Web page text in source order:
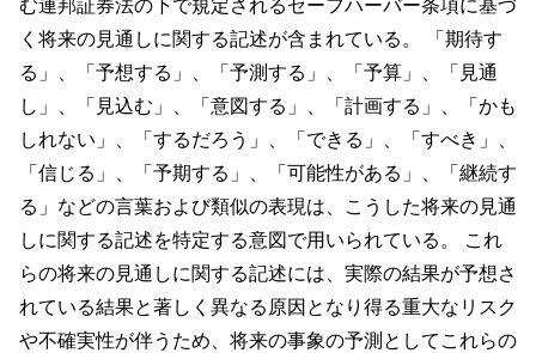
む連邦証券法の下で規定されるセーフハーバー条項に基づ
く将来の見通しに関する記述が含まれている。 「期待す
る」、「予想する」、「予測する」、「予算」、「見通
し」、「見込む」、「意図する」、「計画する」、「かも
しれない」、「するだろう」、「できる」、「すべき」、
「信じる」、「予期する」、「可能性がある」、「継続す
る」などの言葉および類似の表現は、こうした将来の見通
しに関する記述を特定する意図で用いられている。 これ
らの将来の見通しに関する記述には、実際の結果が予想さ
れている結果と著しく異なる原因となり得る重大なリスク
や不確実性が伴うため、将来の事象の予測としてこれらの